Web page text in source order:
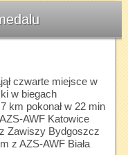
czwarte miejsce w
w biegach
km pokonał w 22 min
AWF Katowice
Zawiszy Bydgoszcz
z AZS-AWF Biała